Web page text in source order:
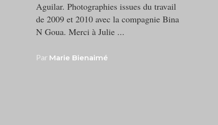
Aguilar. Photographies issues du travail
de 2009 et 2010 avec la compagnie Bina
N Goua. Merci à Julie
Par Marie Bienaimé